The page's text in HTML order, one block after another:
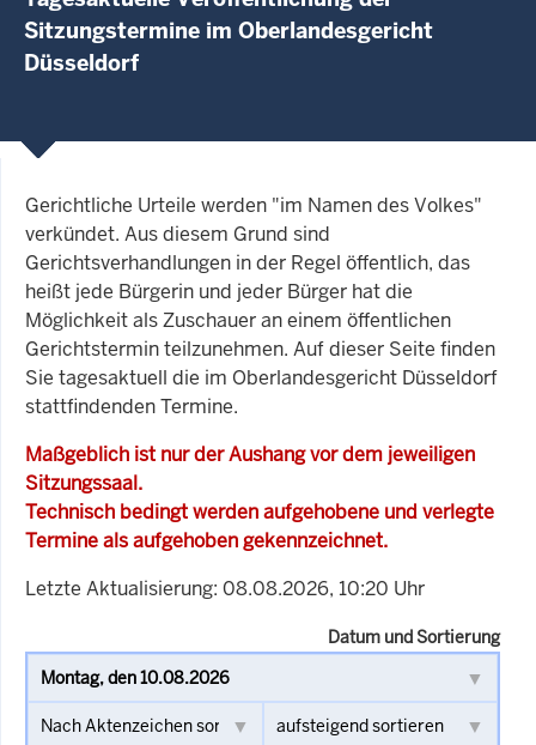
Sitzungstermine im Oberlandesgericht
Düsseldorf
Gerichtliche Urteile werden "im Namen des Volkes"
verkündet. Aus diesem Grund sind
Gerichtsverhandlungen in der Regel öffentlich, das
heißt jede Bürgerin und jeder Bürger hat die
Möglichkeit als Zuschauer an einem öffentlichen
Gerichtstermin teilzunehmen. Auf dieser Seite finden
Sie tagesaktuell die im Oberlandesgericht Düsseldorf
stattfindenden Termine.
Maßgeblich ist nur der Aushang vor dem jeweiligen
Sitzungssaal.
Technisch bedingt werden aufgehobene und verlegte
Termine als aufgehoben gekennzeichnet.
Letzte Aktualisierung: 08.08.2026, 10:20 Uhr
Datum und Sortierung